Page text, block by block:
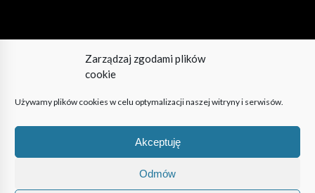
Zarządzaj zgodami plików
cookie
Używamy plików cookies w celu optymalizacji naszej witryny i serwisów.
Akceptuję
Odmów
Pozostańmy w kontakcie!
© PubliCity Media Group 2009-2024. Wszystkie prawa
zastrzeżone. Korzystanie z portalu oznacza akceptację polityki